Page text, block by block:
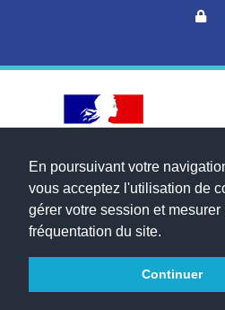
En poursuivant votre
vous acceptez l'utilisation de
gérer votre session et mesurer
fréquentation du site.
Continuer